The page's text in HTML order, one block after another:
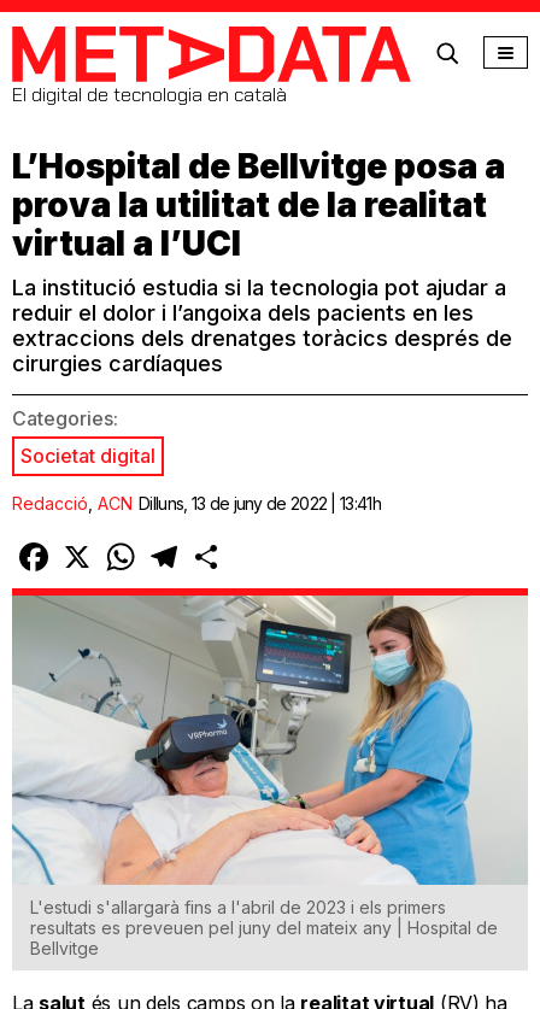
MetaData
El digital de tecnologia en català
L’Hospital de Bellvitge posa a
prova la utilitat de la realitat
virtual a l’UCI
La institució estudia si la tecnologia pot ajudar a
reduir el dolor i l’angoixa dels pacients en les
extraccions dels drenatges toràcics després de
cirurgies cardíaques
Categories:
Societat digital
Redacció ACN Dilluns, 13 de juny de 2022 | 13:41h
Facebook
X WhatsAppTelegram
L'estudi s'allargarà fins a l'abril de 2023 i els primers
resultats es preveuen pel juny del mateix any | Hospital de
Bellvitge
La salutés un dels camps on la realitat virtual (RV) ha